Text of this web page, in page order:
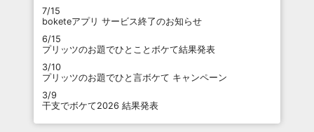
7/15
boketeアプリ サービス終了のお知らせ
6/15
プリッツのお題でひとことボケて結果発表
3/10
プリッツのお題でひと言ボケて キャンペーン
3/9
干支でボケて2026 結果発表